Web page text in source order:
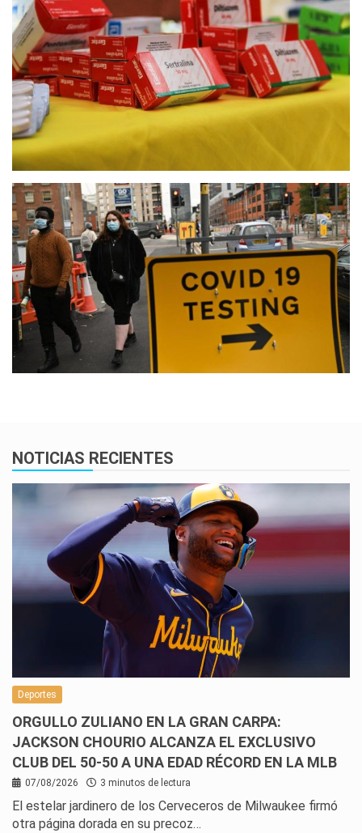
NOTICIAS RECIENTES
Deportes
ORGULLO ZULIANO EN LA GRAN CARPA:
JACKSON CHOURIO ALCANZA EL EXCLUSIVO
CLUB DEL 50-50 A UNA EDAD RÉCORD EN LA MLB
07/08/2026 3 minutos de lectura
El estelar jardinero de los Cerveceros de Milwaukee firmó
otra página dorada en su precoz…